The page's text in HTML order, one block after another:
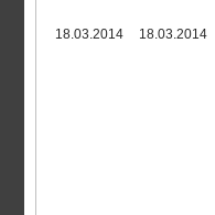
18.03.2014 18.03.2014